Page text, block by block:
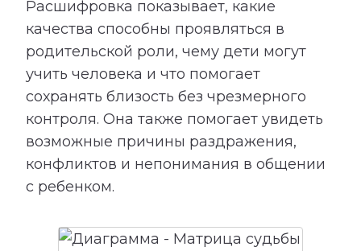
Расшифровка показывает, какие
качества способны проявляться в
родительской роли, чему дети могут
учить человека и что помогает
сохранять близость без чрезмерного
контроля. Она также помогает увидеть
возможные причины раздражения,
конфликтов и непонимания в общении
с ребенком.